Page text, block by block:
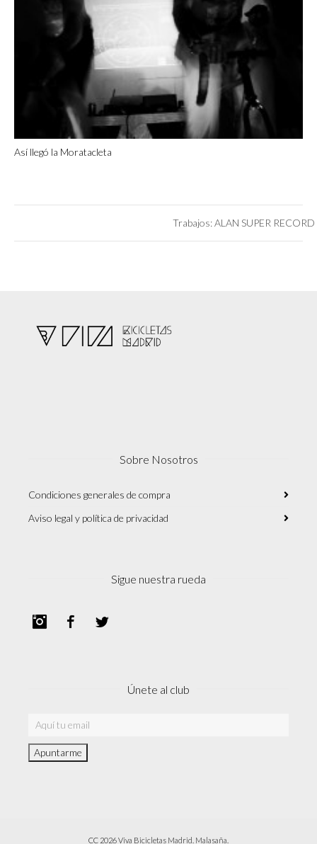
Así llegó la Moratacleta
Trabajos: ALAN SUPER
Sobre Nosotros
Condiciones generales de compra
Aviso legal y política de privacidad
Sigue nuestra rueda
InstagramFacebook
Únete al club
CC 2026 Viva Bicicletas Madrid. Malasaña.